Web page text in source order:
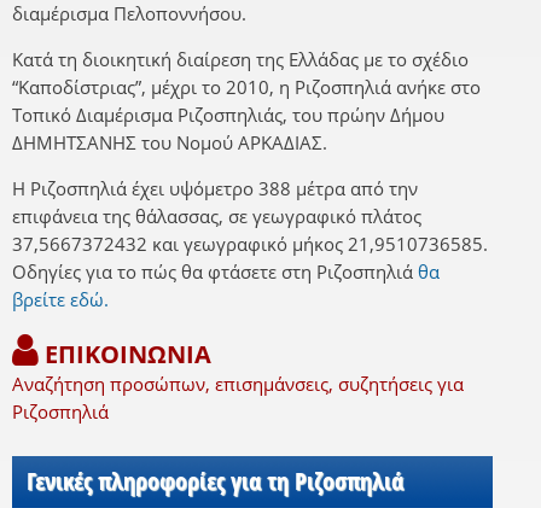
διαμέρισμα Πελοποννήσου.
Κατά τη διοικητική διαίρεση της Ελλάδας με το σχέδιο
“Καποδίστριας”, μέχρι το 2010, η Ριζοσπηλιά ανήκε στο
Τοπικό Διαμέρισμα Ριζοσπηλιάς, του πρώην Δήμου
ΔΗΜΗΤΣΑΝΗΣ του Νομού ΑΡΚΑΔΙΑΣ.
Η Ριζοσπηλιά έχει υψόμετρο 388 μέτρα από την
επιφάνεια της θάλασσας, σε γεωγραφικό πλάτος
37,5667372432 και γεωγραφικό μήκος 21,9510736585.
Οδηγίες για το πώς θα φτάσετε στη Ριζοσπηλιά θα
βρείτε εδώ.
ΕΠΙΚΟΙΝΩΝΙΑ
Αναζήτηση προσώπων, επισημάνσεις, συζητήσεις για
Ριζοσπηλιά
Γενικές πληροφορίες για τη Ριζοσπηλιά